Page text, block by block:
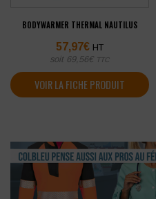
BODYWARMER THERMAL NAUTILUS
57,97€ HT
soit 69,56€ TTC
VOIR LA FICHE PRODUIT